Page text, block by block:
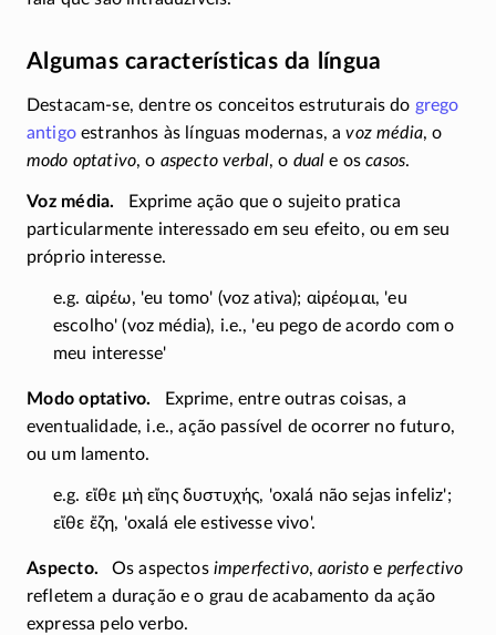
Algumas características da língua
Destacam-se, dentre os conceitos estruturais do grego
antigoestranhos às línguas modernas, avoz média, o
modo optativo, o aspecto verbal, o dual e oscasos.
Voz média
Exprime ação que o sujeito pratica
particularmente interessado em seu efeito, ou em seu
próprio interesse.
e.g. αἱρέω, 'eu tomo' (voz ativa); αἱρέομαι, 'eu
escolho' (voz média), i.e., 'eu pego de acordo com o
meu interesse'
Modo optativo
Exprime, entre outras coisas, a
eventualidade, i.e., ação passível de ocorrer no futuro,
ou um lamento.
e.g. εἴθε μὴ εἴης δυστυχής, 'oxalá não sejas infeliz';
εἴθε ἔζη, 'oxalá ele estivesse vivo'.
Aspecto Os aspectos imperfectivo,aoristo e perfectivo
refletem a duração e o grau de acabamento da ação
expressa pelo verbo.